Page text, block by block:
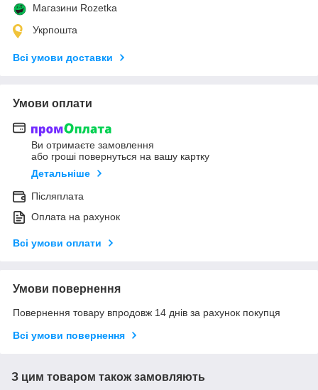
Магазини Rozetka
Укрпошта
Всі умови доставки
Умови оплати
Ви отримаєте замовлення
або гроші повернуться на вашу картку
Детальніше
Післяплата
Оплата на рахунок
Всі умови оплати
Умови повернення
Повернення товару впродовж 14 днів за рахунок покупця
Всі умови повернення
З цим товаром також замовляють